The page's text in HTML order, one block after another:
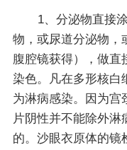
1、分泌物直接
物，或尿道分泌物，
腹腔镜获得），做直
染色。凡在多形核白
为淋病感染。因为宫
片阴性并不能除外
的。沙眼衣原体的镜